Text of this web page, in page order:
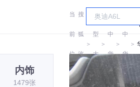
当
前
位
置:
搜
狐
汽
车
＞
车
型
大
全
＞
中
华
＞
中
华
＞
内饰
1479张